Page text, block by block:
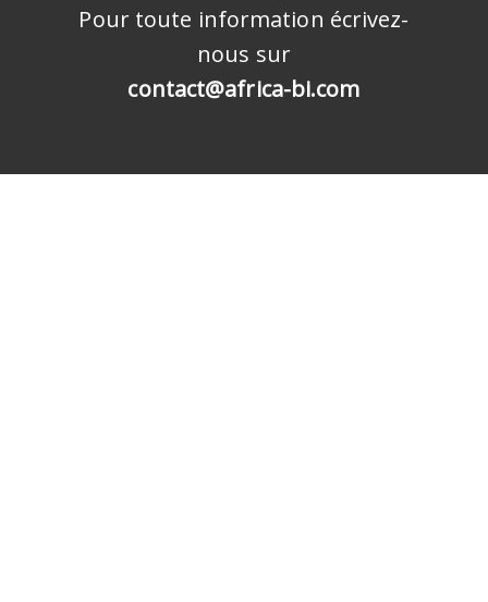
Pour toute information écrivez-
nous sur
contact@africa-bi.com